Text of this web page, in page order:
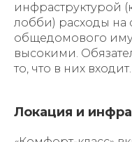
инфраструктурой
лобби) расходы на
общедомового
высокими.
то, что в них входит.
Локация и